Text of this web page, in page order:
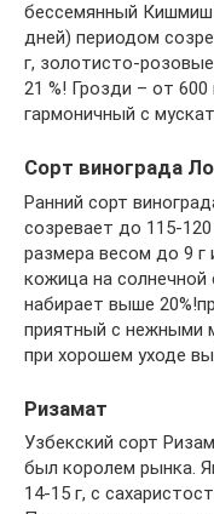
бессемянный Кишмиш
дней) периодом
г, золотисто-
21 %! Грозди – от 600
гармоничный с
Сорт винограда
Ранний сорт
созревает до 115-
размера весом до 9
кожица на солнечной
набирает выше
приятный с нежными
при хорошем уходе
Ризамат
Узбекский сорт
был королем рынка.
14-15 г, с